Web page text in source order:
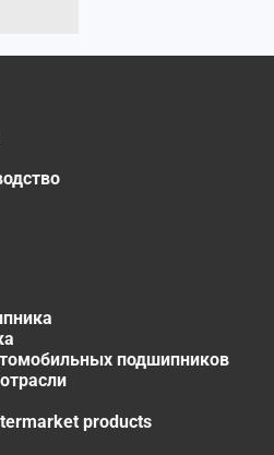
подшипников
products